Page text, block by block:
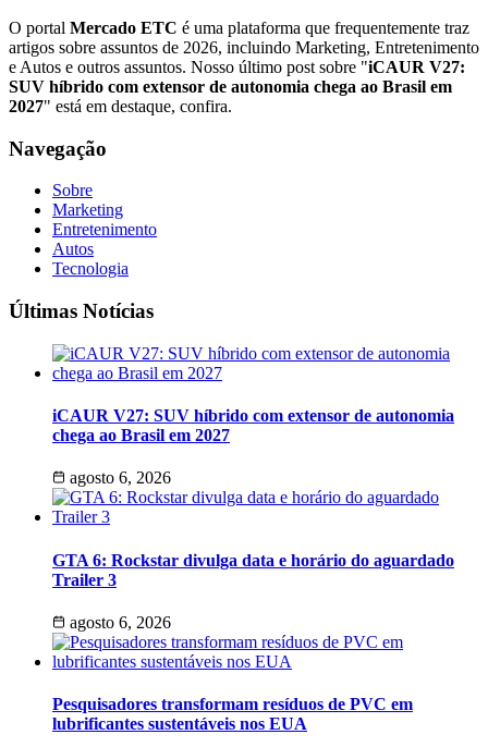
O portal Mercado ETC é uma plataforma que frequentemente traz
artigos sobre assuntos de 2026, incluindo Marketing, Entretenimento
e Autos e outros assuntos. Nosso último post sobre "iCAUR V27:
SUV híbrido com extensor de autonomia chega ao Brasil em
2027" está em destaque, confira.
Navegação
Sobre
Marketing
Entretenimento
Autos
Tecnologia
Últimas Notícias
iCAUR V27: SUV híbrido com extensor de autonomia
chega ao Brasil em 2027
agosto 6, 2026
GTA 6: Rockstar divulga data e horário do aguardado
Trailer 3
agosto 6, 2026
Pesquisadores transformam resíduos de PVC em
lubrificantes sustentáveis nos EUA